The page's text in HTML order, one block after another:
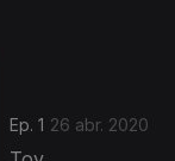
Ep. 1 26 abr. 2020